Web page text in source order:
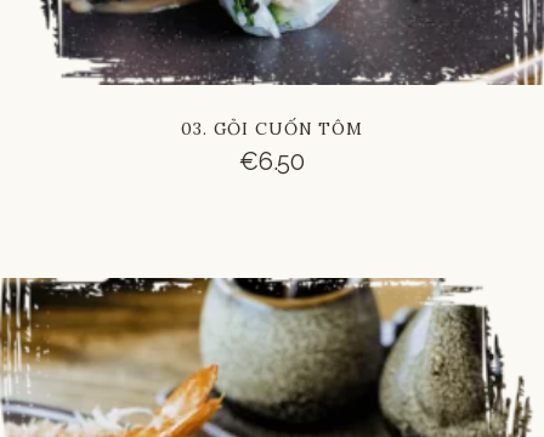
03. GỎI CUỐN TÔM
€6.50